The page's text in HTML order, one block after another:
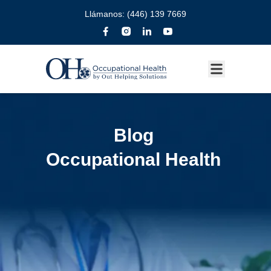
Llámanos: (446) 139 7669
Blog
Occupational Health